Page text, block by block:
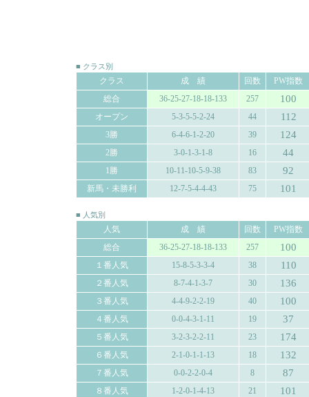
■ クラス別
クラス 成 績 回数
PW指数
総合
36-25-27-18-18-133 257 100
オープン 5-3-5-5-2-24 44 112
3勝 6-4-6-1-2-20 39 124
2勝 3-0-1-3-1-8 16 44
1勝 10-11-10-5-9-38 83 92
新馬・未勝利 12-7-5-4-4-43 75 101
■ 人気別
人気 成 績 回数
PW指数
総合
36-25-27-18-18-133 257 100
１番人気 15-8-5-3-3-4 38 110
２番人気 8-7-4-1-3-7 30 136
３番人気 4-4-9-2-2-19 40 100
４番人気 0-0-4-3-1-11 19 37
５番人気 3-2-3-2-2-11 23 174
６番人気 2-1-0-1-1-13 18 132
７番人気 0-0-2-2-0-4 8 87
８番人気 1-2-0-1-4-13 21 101